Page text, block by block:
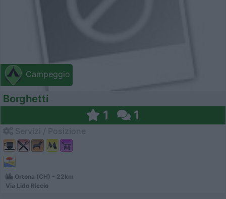
Campeggio
Borghetti
1 1
Ortona (CH) - 22km
Via Lido Riccio